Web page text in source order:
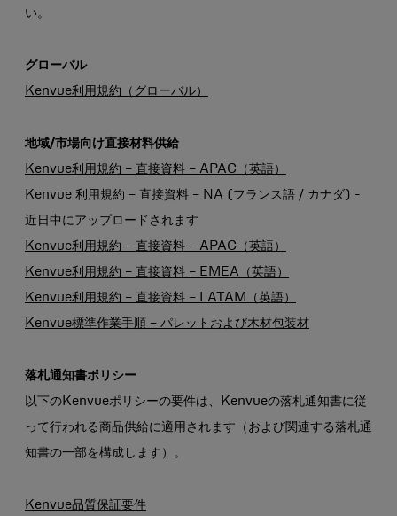
い。
グローバル
Kenvue利用規約（グローバル）
地域/市場向け直接材料供給
Kenvue利用規約 – 直接資料 – APAC（英語）
Kenvue 利用規約 – 直接資料 – NA (フランス語 / カナダ) -
近日中にアップロードされます
Kenvue利用規約 – 直接資料 – APAC（英語）
Kenvue利用規約 – 直接資料 – EMEA（英語）
Kenvue利用規約 – 直接資料 – LATAM（英語）
Kenvue標準作業手順 – パレットおよび木材包装材
落札通知書ポリシー
以下のKenvueポリシーの要件は、Kenvueの落札通知書に従
って行われる商品供給に適用されます（および関連する落札通
知書の一部を構成します）。
Kenvue品質保証要件